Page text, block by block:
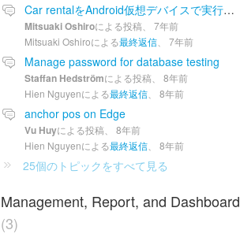
Car rentalをAndroid仮想デバイスで実行できません。
Mitsuaki Oshiroによる投稿、 7年前
Mitsuaki Oshiroによる最終返信、 7年前
Manage password for database testing
Staffan Hedströmによる投稿、 8年前
Hien Nguyenによる最終返信、 8年前
anchor pos on Edge
Vu Huyによる投稿、 8年前
Hien Nguyenによる最終返信、 8年前
25個のトピックをすべて見る
Management, Report, and Dashboard
3